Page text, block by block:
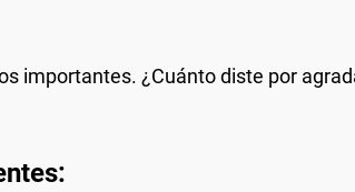
importantes. ¿Cuánto diste por